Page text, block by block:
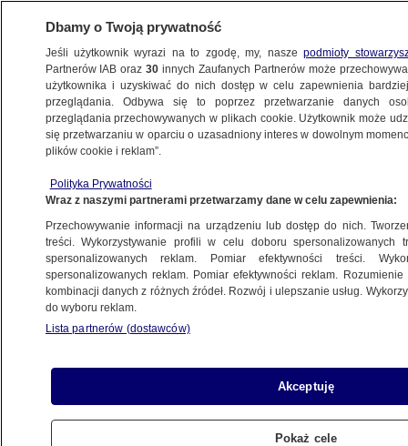
ŚWIAT
z budowy nowego okrętu flagowego
8.11.2022, 05:37
Udostępnij
Dbamy o Twoją prywatność
Jeśli użytkownik wyrazi na to zgodę, my, naszepodmioty
Partnerów IAB oraz30 innych Zaufanych Partnerów może
użytkownika i uzyskiwać do nich dostęp w celu zapewnienia
przeglądania. Odbywa się to poprzez przetwarzanie danych
przeglądania przechowywanych w plikach cookie. Użytkownik może
się przetwarzaniu w oparciu o uzasadniony interes w dowolnym
plików cookie i reklam”.
Polityka Prywatności
Wraz z naszymi partnerami przetwarzamy dane w celu zapewnienia:
Przechowywanie informacji na urządzeniu lub dostęp do nich.
treści. Wykorzystywanie profili w celu doboru spersonalizowanych
spersonalizowanych reklam. Pomiar efektywności treści.
spersonalizowanych reklam. Pomiar efektywności reklam.
kombinacji danych z różnych źródeł. Rozwój i ulepszanie usług.
do wyboru reklam.
Lista partnerów (dostawców)
Akceptuję
Pokaż cele